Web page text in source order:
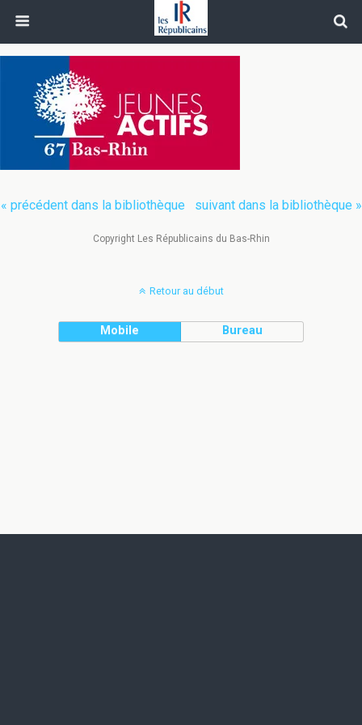
« précédent dans la bibliothèque suivant dans la bibliothèque »
Copyright Les Républicains du Bas-Rhin
Retour au début
Mobile Bureau